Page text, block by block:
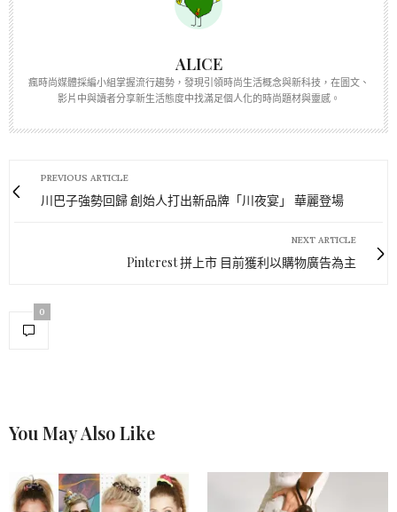
ALICE
瘋時尚媒體採編小組掌握流行趨勢，發現引領時尚生活概念與新科技，在圖文、
影片中與讀者分享新生活態度中找滿足個人化的時尚題材與靈感。
PREVIOUS ARTICLE
川巴子強勢回歸 創始人打出新品牌「川夜宴」 華麗登場
NEXT ARTICLE
Pinterest 拼上市 目前獲利以購物廣告為主
0
You May Also Like